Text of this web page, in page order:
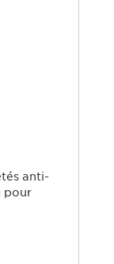
anti-
pour